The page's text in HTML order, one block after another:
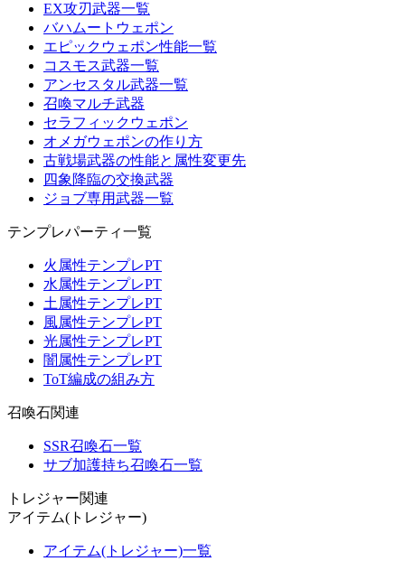
EX攻刃武器一覧
バハムートウェポン
エピックウェポン性能一覧
コスモス武器一覧
アンセスタル武器一覧
召喚マルチ武器
セラフィックウェポン
オメガウェポンの作り方
古戦場武器の性能と属性変更先
四象降臨の交換武器
ジョブ専用武器一覧
テンプレパーティ一覧
火属性テンプレPT
水属性テンプレPT
土属性テンプレPT
風属性テンプレPT
光属性テンプレPT
闇属性テンプレPT
ToT編成の組み方
召喚石関連
SSR召喚石一覧
サブ加護持ち召喚石一覧
トレジャー関連
アイテム(トレジャー)
アイテム(トレジャー)一覧